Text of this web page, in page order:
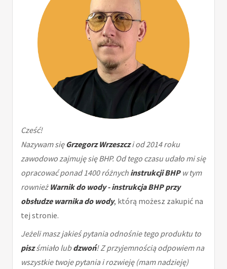
Cześć!
Nazywam sięGrzegorz Wrzeszczi od 2014 roku
zawodowo zajmuję się BHP. Od tego czasu udało mi się
opracować ponad 1400 różnych instrukcji BHPw tym
rownież Warnik do wody - instrukcja BHP przy
obsłudze warnika do wody, którą możesz zakupić na
tej stronie.
Jeżeli masz jakieś pytania odnośnie tego produktu to
piszśmiało lubdzwoń! Z przyjemnością odpowiem na
wszystkie twoje pytania i rozwieję (mam nadzieję)